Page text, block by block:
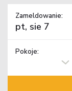
Zameldowanie:
Pokoje: